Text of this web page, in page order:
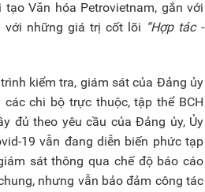
Văn hóa Petrovietnam, gắn với
với những giá trị cốt lõi “Hợp tác -
kiểm tra, giám sát của Đảng ủy
chi bộ trực thuộc, tập thể BCH
đủ theo yêu cầu của Đảng ủy, Ủy
19 vẫn đang diễn biến phức tạp
sát thông qua chế độ báo cáo
nhưng vẫn bảo đảm công tác